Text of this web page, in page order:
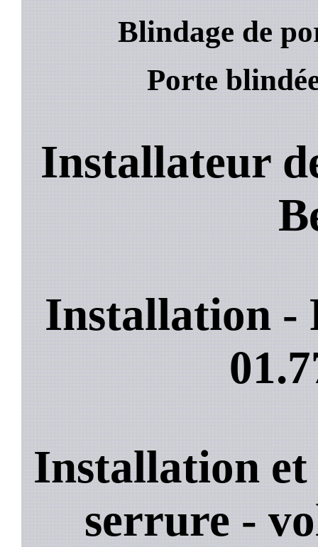
Blindage de
Porte
Installateur
Installation -
Installation
serrure -